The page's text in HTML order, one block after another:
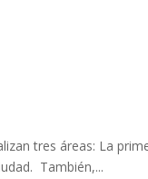
tres áreas: La
También,...